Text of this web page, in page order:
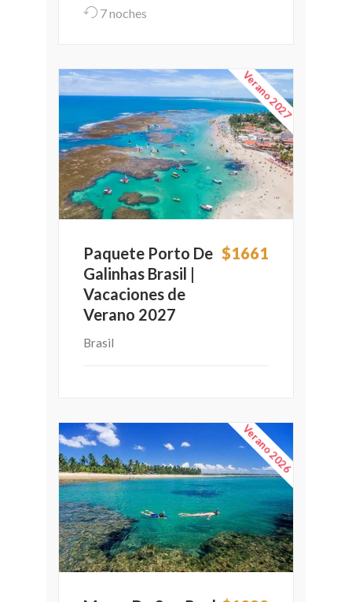
7 noches
Verano 2027
Paquete Porto De
Galinhas Brasil |
Vacaciones de
Verano 2027
$1661
Brasil
Verano 2026